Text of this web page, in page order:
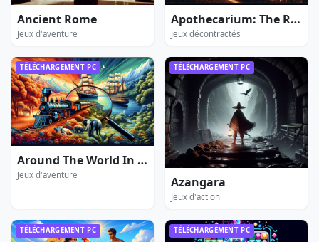
Ancient Rome
Jeux d'aventure
Apothecarium: The Renaissance of Evil
Jeux décontractés
TÉLÉCHARGEMENT PC
Around The World In 80 Days Extended Edition
Jeux d'aventure
TÉLÉCHARGEMENT PC
Azangara
Jeux d'action
TÉLÉCHARGEMENT PC TÉLÉCHARGEMENT PC